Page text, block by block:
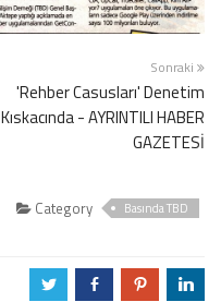
Sonraki
'Rehber Casusları' Denetim
Kıskacında - AYRINTILI HABER
GAZETESİ
Category Basında TBD
a b d j